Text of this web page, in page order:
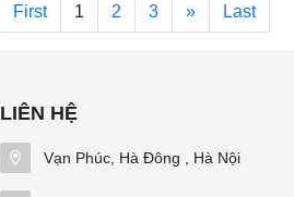
First
1 2 3 » Last
LIÊN HỆ
Vạn Phúc, Hà Đông , Hà Nội